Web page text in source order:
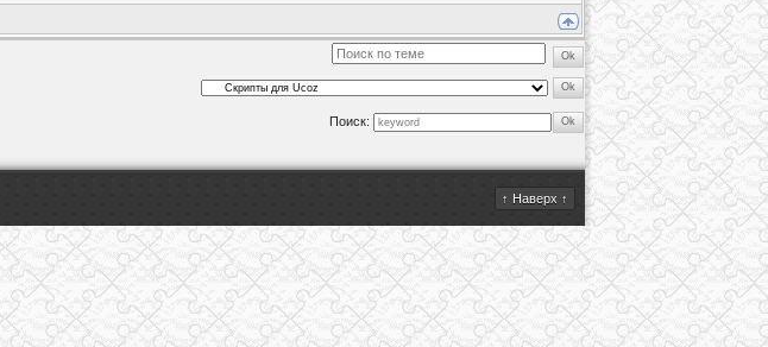
Поиск:
↑ Наверх ↑